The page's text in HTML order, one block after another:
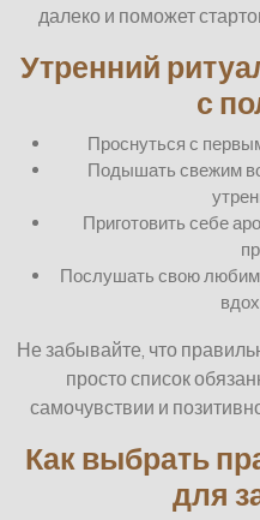
далеко и поможет
Утренний
с
Проснуться с
Подышать свежим
Приготовить себе
Послушать свою
Не забывайте, что
просто список
самочувствии и
Как выбрать
для